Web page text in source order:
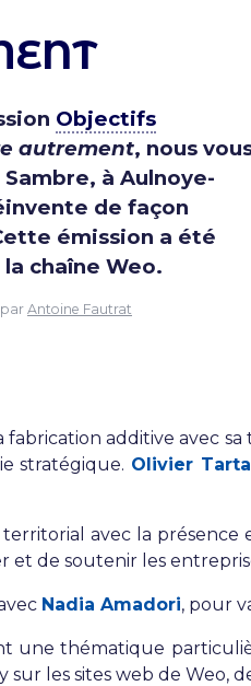
Objectifs
autrement, nous
à Aulnoye-
de façon
émission a été
chaîne Weo.
Antoine Fautrat
fabrication additive avec
stratégique. Olivier
avec la présence
et de soutenir les
Nadia Amadori, pour
une thématique
sur les sites web de Weo,